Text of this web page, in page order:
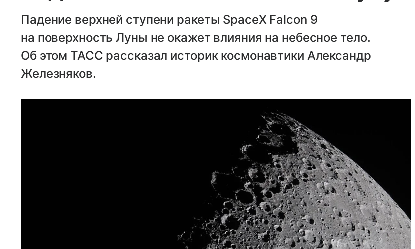
Падение верхней ступени ракеты SpaceX Falcon 9
на поверхность Луны не окажет влияния на небесное тело.
Об этом ТАСС рассказал историк космонавтики Александр
Железняков.